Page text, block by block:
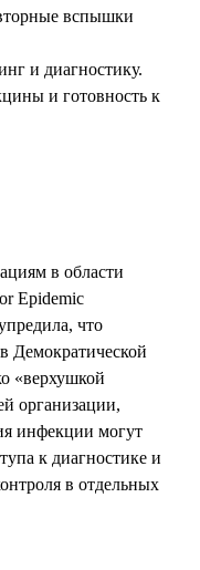
вспышки
и диагностику.
и готовность к
в области
Epidemic
что
Демократической
«верхушкой
организации,
инфекции могут
к диагностике и
в отдельных